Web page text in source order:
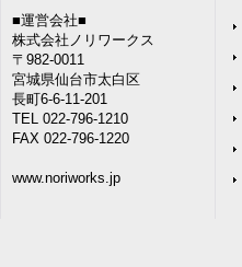
■運営会社■
株式会社ノリワークス
〒982-0011
宮城県仙台市太白区
長町6-6-11-201
TEL 022-796-1210
FAX 022-796-1220
www.noriworks.jp